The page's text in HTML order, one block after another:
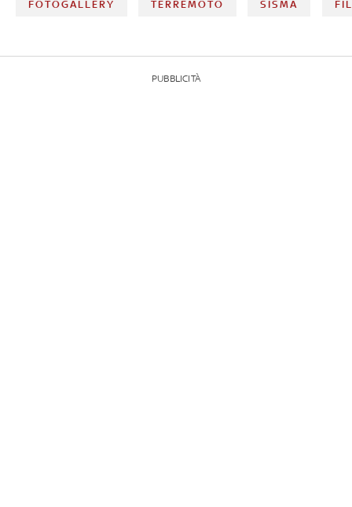
FOTOGALLERY TERREMOTO SISMA
PUBBLICITÀ